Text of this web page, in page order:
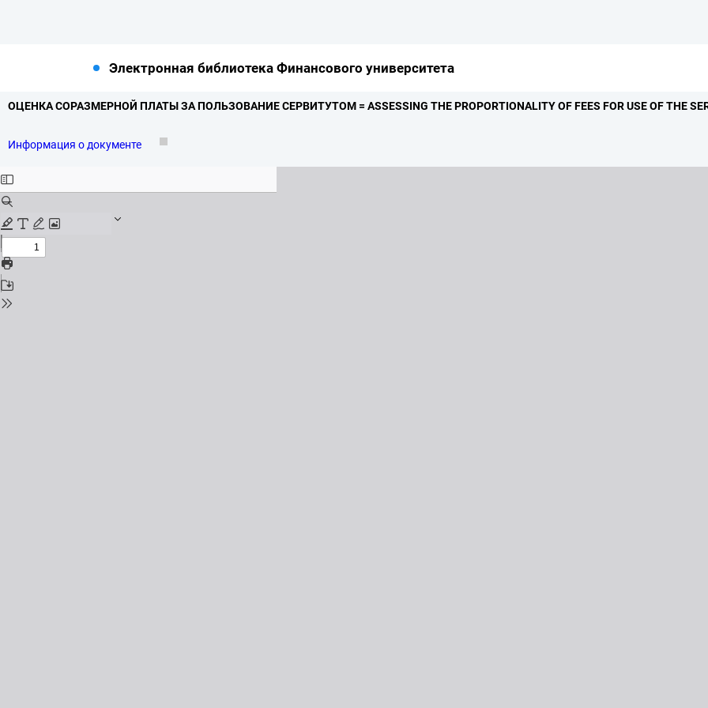
Электронная библиотека Финансового университета
ОЦЕНКА СОРАЗМЕРНОЙ ПЛАТЫ ЗА ПОЛЬЗОВАНИЕ СЕРВИТУТОМ = ASSESSING THE PROPORTIONALITY OF FEES FOR USE OF THE
Информация о документе